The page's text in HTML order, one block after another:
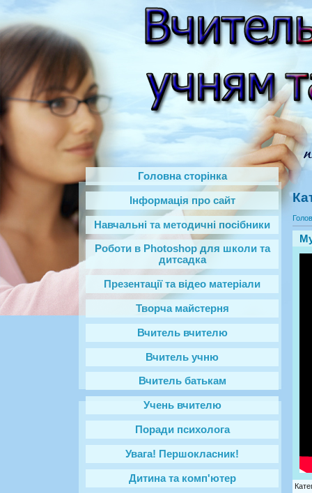
Головна сторінка
Інформація про сайт
Навчальні та методичні посібники
Роботи в Photoshop‎ для школи та
дитсадка
Презентації та відео матеріали
Творча майстерня
Вчитель вчителю
Вчитель учню
Вчитель батькам
Учень вчителю
Поради психолога
Увага! Першокласник!
Дитина та комп'ютер